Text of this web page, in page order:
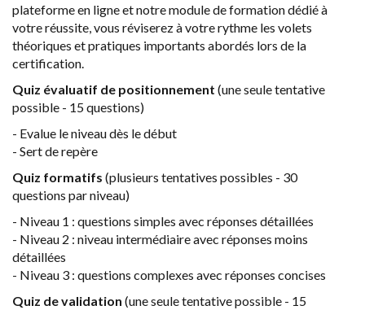
plateforme en ligne et notre module de formation dédié à
votre réussite, vous réviserez à votre rythme les volets
théoriques et pratiques importants abordés lors de la
certification.
Quiz évaluatif de positionnement (une seule tentative
possible - 15 questions)
- Evalue le niveau dès le début
- Sert de repère
Quiz formatifs (plusieurs tentatives possibles - 30
questions par niveau)
- Niveau 1 : questions simples avec réponses détaillées
- Niveau 2 : niveau intermédiaire avec réponses moins
détaillées
- Niveau 3 : questions complexes avec réponses concises
Quiz de validation (une seule tentative possible - 15